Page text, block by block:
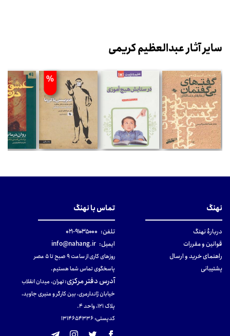
سایر آثار عبدالعظیم کریمی
%
نهنگ
دربارهٔ نهنگ
قوانین و مقررات
راهنمای خرید و ارسال
پشتیبانی
تماس با نهنگ
تلفن: ۹۱۰۳۵۰۰۰-۰۲۱
ایمیل: info@nahang.ir
روزهای کاری از ساعت ۹ صبح تا ۵ عصر
پاسخگوی تماس شما هستیم.
آدرس دفتر مرکزی:تهران، میدان انقلاب
خیابان ژاندارمری، بین کارگر و منیری جاوید،
پلاک 121، واحد ۴.
کدپستی: 131465433۶